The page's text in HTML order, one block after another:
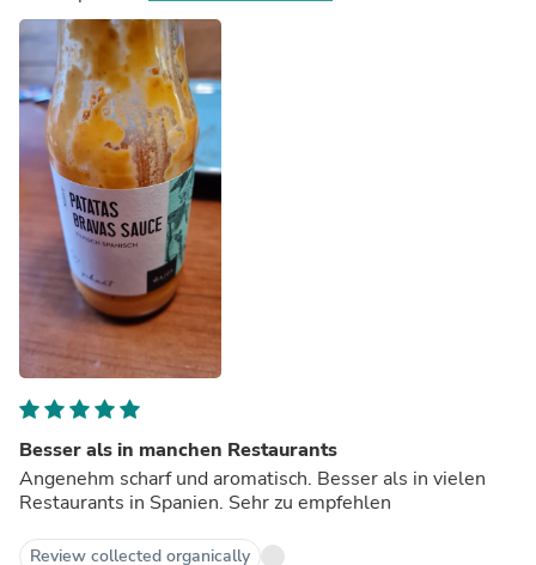
Besser als in manchen Restaurants
Angenehm scharf und aromatisch. Besser als in vielen
Restaurants in Spanien. Sehr zu empfehlen
Review collected organically